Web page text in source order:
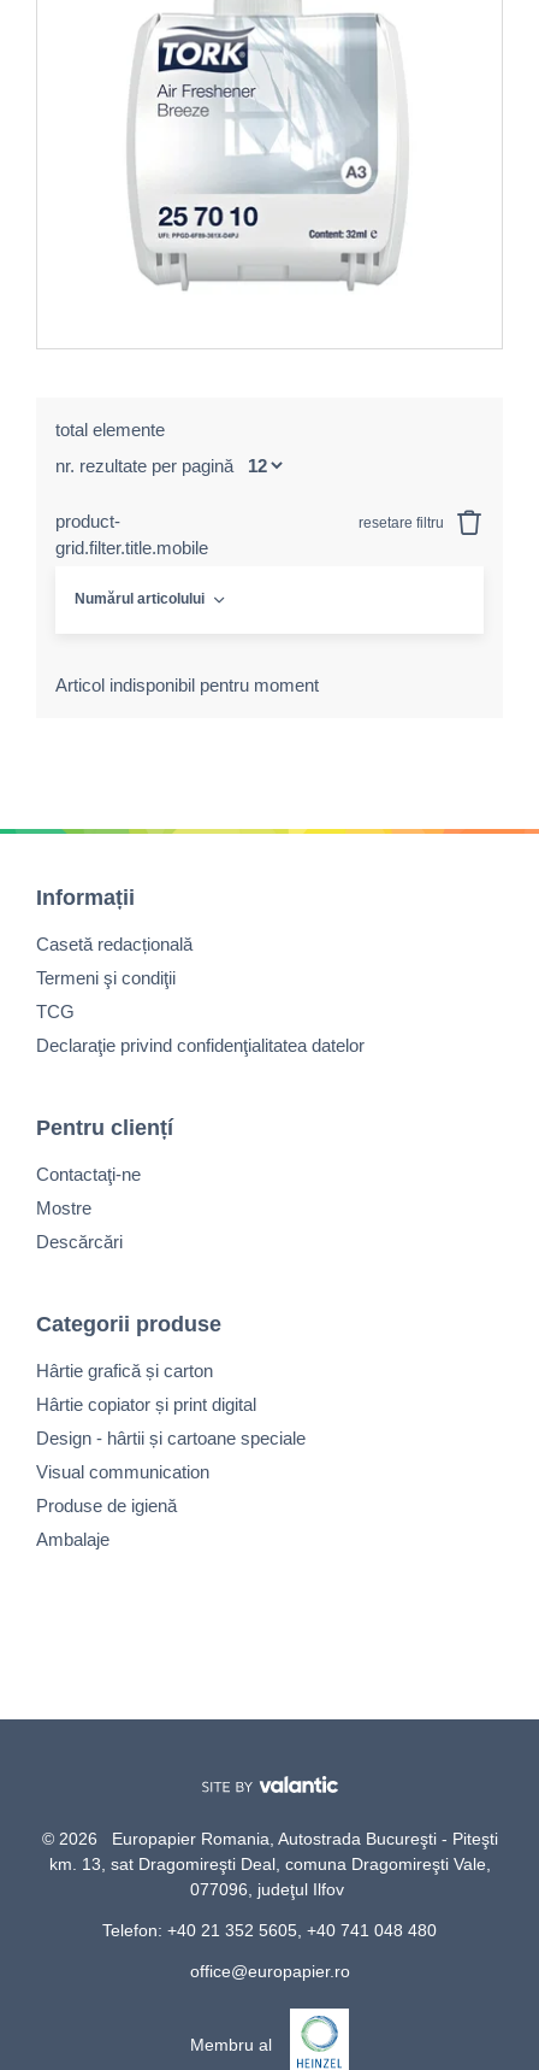
total elemente
nr. rezultate per pagină
product-
grid.filter.title.mobile
resetare filtru
Numărul articolului
Articol indisponibil pentru moment
Informații
Casetă redacțională
Termeni şi condiţii
TCG
Declaraţie privind confidenţialitatea datelor
Pentru cliențí
Contactaţi-ne
Mostre
Descărcări
Categorii produse
Hârtie grafică și carton
Hârtie copiator și print digital
Design - hârtii și cartoane speciale
Visual communication
Produse de igienă
Ambalaje
© 2026 Europapier Romania, Autostrada Bucureşti - Piteşti
km. 13, sat Dragomireşti Deal, comuna Dragomireşti Vale,
077096, judeţul Ilfov
Telefon: +40 21 352 5605, +40 741 048 480
office@europapier.ro
Membru al